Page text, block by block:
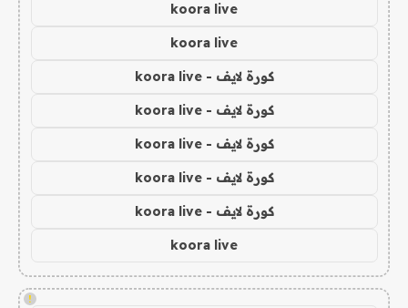
koora live
koora live
كورة لايف - koora live
كورة لايف - koora live
كورة لايف - koora live
كورة لايف - koora live
كورة لايف - koora live
koora live
!